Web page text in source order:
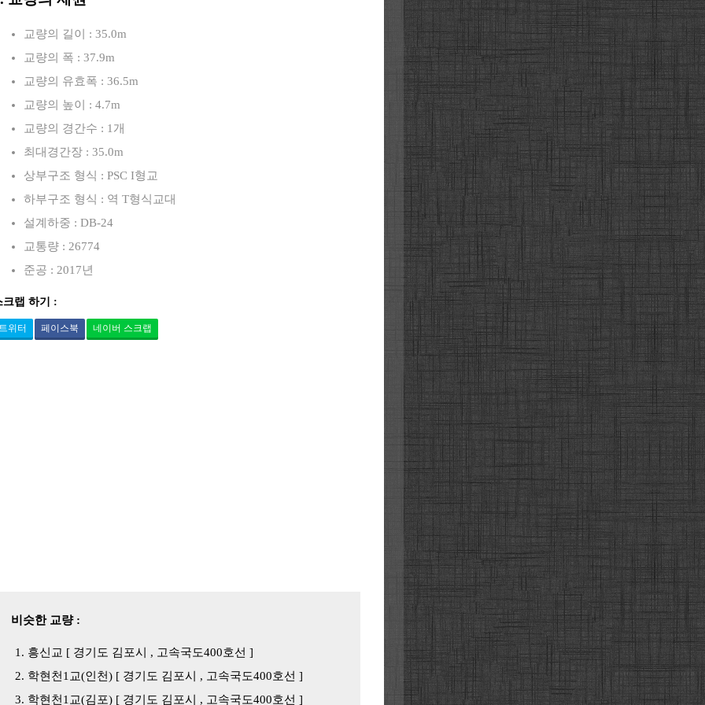
교량의 길이 : 35.0m
교량의 폭 : 37.9m
교량의 유효폭 : 36.5m
교량의 높이 : 4.7m
교량의 경간수 : 1개
최대경간장 : 35.0m
상부구조 형식 : PSC I형교
하부구조 형식 : 역 T형식교대
설계하중 : DB-24
교통량 : 26774
준공 : 2017년
크랩 하기 :
위터 페이스북 네이버 스크랩
비슷한 교량 :
흥신교 [ 경기도 김포시 , 고속국도400호선 ]
학현천1교(인천) [ 경기도 김포시 , 고속국도400호선 ]
학현천1교(김포) [ 경기도 김포시 , 고속국도400호선 ]